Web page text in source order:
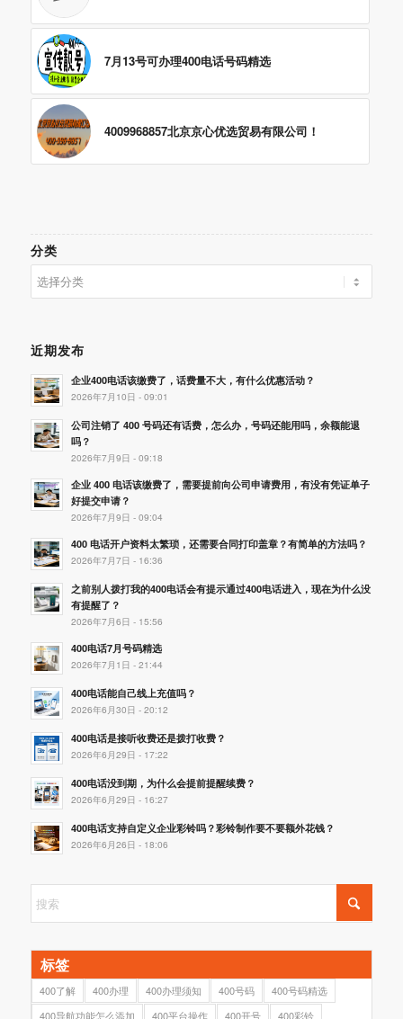
7月13号可办理400电话号码精选
4009968857北京京心优选贸易有限公司！
分类
类
近期发布
企业400电话该缴费了，话费量不大，有什么优惠活动？
2026年7月10日 - 09:01
公司注销了 400 号码还有话费，怎么办，号码还能用吗，余额能退
吗？
2026年7月9日 - 09:18
企业 400 电话该缴费了，需要提前向公司申请费用，有没有凭证单子
好提交申请？
2026年7月9日 - 09:04
400 电话开户资料太繁琐，还需要合同打印盖章？有简单的方法吗？
2026年7月7日 - 16:36
之前别人拨打我的400电话会有提示通过400电话进入，现在为什么没
有提醒了？
2026年7月6日 - 15:56
400电话7月号码精选
2026年7月1日 - 21:44
400电话能自己线上充值吗？
2026年6月30日 - 20:12
400电话是接听收费还是拨打收费？
2026年6月29日 - 17:22
400电话没到期，为什么会提前提醒续费？
2026年6月29日 - 16:27
400电话支持自定义企业彩铃吗？彩铃制作要不要额外花钱？
2026年6月26日 - 18:06
标签
400了解 400办理 400办理须知 400号码
400号码精选
400导航功能怎么添加
400平台操作 400开号 400彩铃